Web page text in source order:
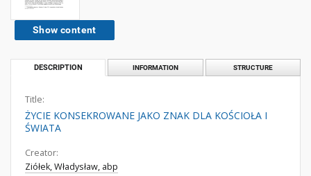
Show content
DESCRIPTION INFORMATION STRUCTURE
Title:
ŻYCIE KONSEKROWANE JAKO ZNAK DLA KOŚCIOŁA I
ŚWIATA
Creator:
Ziółek, Władysław, abp